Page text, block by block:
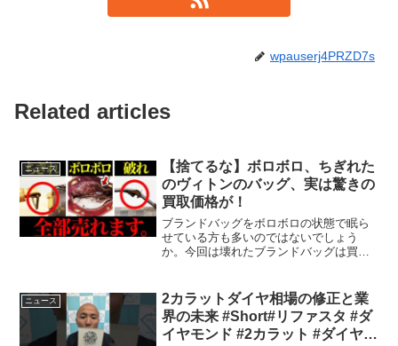
wpauserj4PRZD7s
Related articles
ニュース
【捨てるな】ボロボロ、ちぎれた
のヴィトンのバッグ、実は驚きの
買取価格が！
ブランドバッグをボロボロの状態で眠ら
せている方も多いのではないでしょう
か。今回は壊れたブランドバッグは買取
拶・今回のテーマ0:47 エルメスの買取
1:59 ルイ・...
ニュース
2カラットダイヤ相場の修正と業
界の未来 #Short#リファスタ #ダ
イヤモンド #2カラット #ダイヤ相